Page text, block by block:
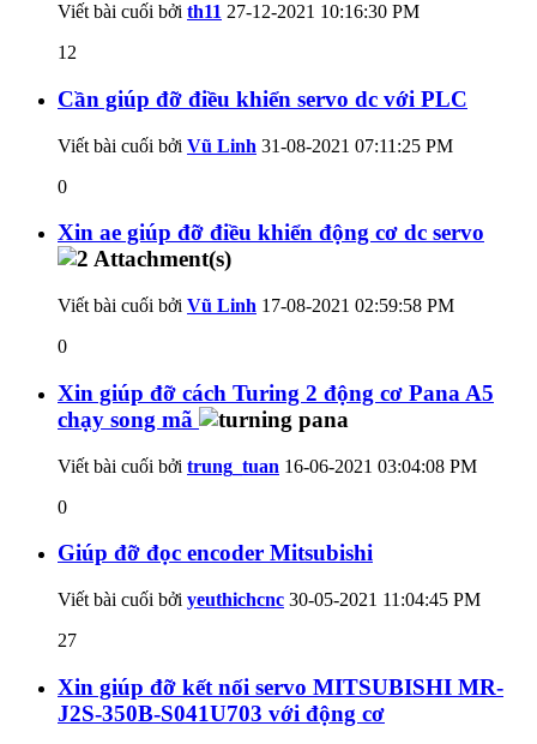
Viết bài cuối bởi th11 27-12-2021 10:16:30 PM
12
Cần giúp đỡ điều khiển servo dc với PLC
Viết bài cuối bởi Vũ Linh 31-08-2021 07:11:25 PM
0
Xin ae giúp đỡ điều khiển động cơ dc servo
Viết bài cuối bởi Vũ Linh 17-08-2021 02:59:58 PM
0
Xin giúp đỡ cách Turing 2 động cơ Pana A5
chạy song mã
Viết bài cuối bởi trung_tuan 16-06-2021 03:04:08 PM
0
Giúp đỡ đọc encoder Mitsubishi
Viết bài cuối bởi yeuthichcnc 30-05-2021 11:04:45 PM
27
Xin giúp đỡ kết nối servo MITSUBISHI MR-
J2S-350B-S041U703 với động cơ